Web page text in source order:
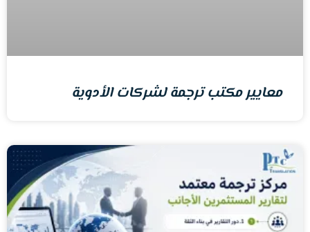
معايير مكتب ترجمة لشركات الأدوية